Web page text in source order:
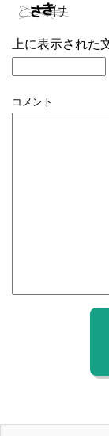
上に表示された
コメント